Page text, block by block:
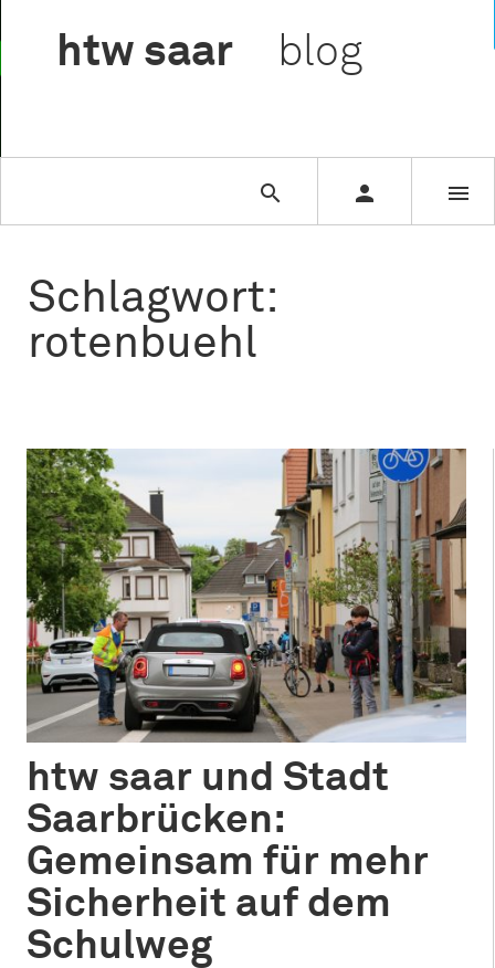
htw saar blog
  
Schlagwort:
rotenbuehl
htw saar und Stadt
Saarbrücken:
Gemeinsam für mehr
Sicherheit auf dem
Schulweg